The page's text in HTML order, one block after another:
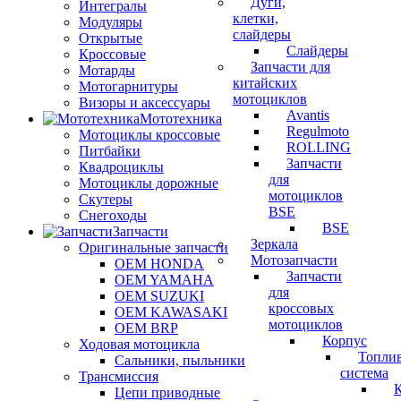
клетки,
слайдеры
Слайдеры
Запчасти для
китайских
мотоциклов
Avantis
Regulmoto
ROLLING
Запчасти
для
мотоциклов
BSE
BSE
Зеркала
Мотозапчасти
Запчасти
для
кроссовых
мотоциклов
Корпус
система
Интегралы
Модуляры
Открытые
Кроссовые
Мотарды
Мотогарнитуры
Визоры и аксессуары
Мототехника
Мотоциклы кроссовые
Питбайки
Квадроциклы
Мотоциклы дорожные
Скутеры
Снегоходы
Запчасти
Оригинальные запчасти
OEM HONDA
OEM YAMAHA
OEM SUZUKI
OEM KAWASAKI
OEM BRP
Ходовая мотоцикла
Сальники, пыльники
Трансмиссия
Цепи приводные